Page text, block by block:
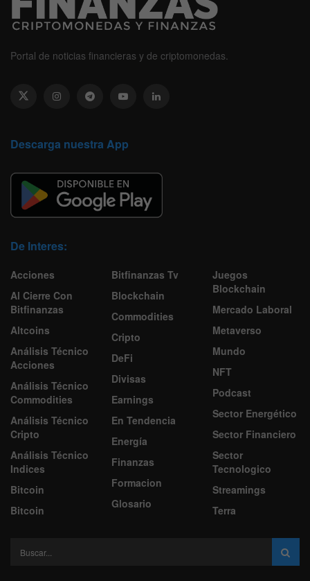
Portal de noticias financieras y de criptomonedas.
Descarga nuestra App
De Interes:
Acciones
Al Cierre Con
Bitfinanzas
Altcoins
Análisis Técnico
Acciones
Análisis Técnico
Commodities
Análisis Técnico
Cripto
Análisis Técnico
Indices
Bitcoin
Bitcoin
Bitfinanzas Tv
Blockchain
Commodities
Cripto
DeFi
Divisas
Earnings
En Tendencia
Energía
Finanzas
Formacion
Glosario
Juegos
Blockchain
Mercado Laboral
Metaverso
Mundo
NFT
Podcast
Sector Energético
Sector Financiero
Sector
Tecnologico
Streamings
Terra